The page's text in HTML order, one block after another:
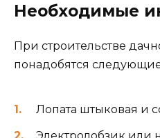
Необходимые
При строительстве
понадобятся
Лопата штыковая и